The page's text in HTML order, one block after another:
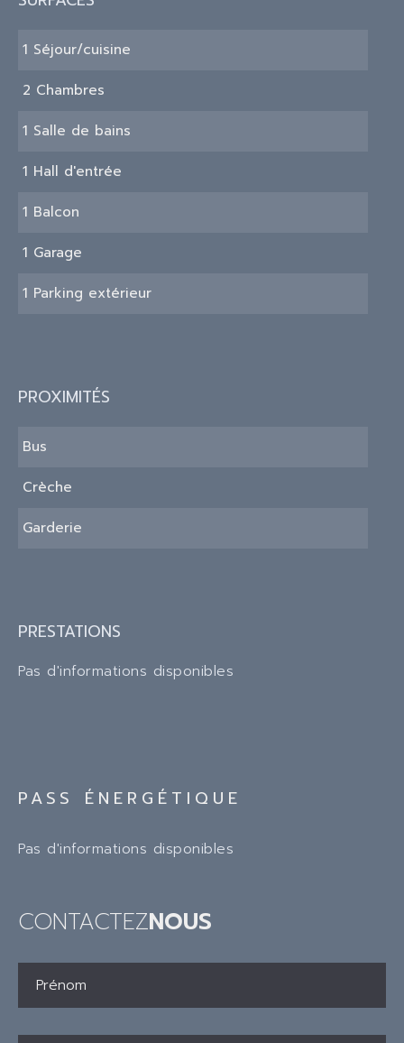
1 Séjour/cuisine
2 Chambres
1 Salle de bains
1 Hall d'entrée
1 Balcon
1 Garage
1 Parking extérieur
PROXIMITÉS
Bus
Crèche
Garderie
PRESTATIONS
Pas d'informations disponibles
PASS ÉNERGÉTIQUE
Pas d'informations disponibles
CONTACTEZNOUS